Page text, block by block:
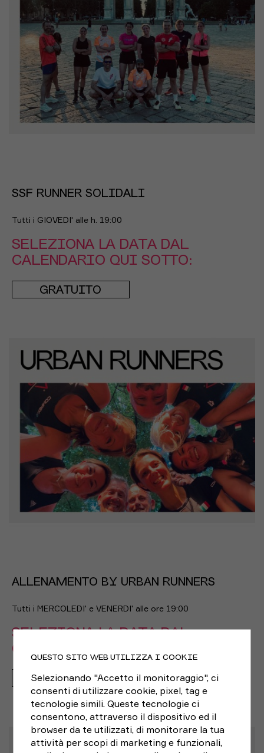
SSF RUNNER SOLIDALI
Tutti i GIOVEDI' alle h. 19:00
SELEZIONA LA DATA DAL
CALENDARIO QUI SOTTO:
GRATUITO
ALLENAMENTO BY URBAN RUNNERS
Tutti i MERCOLEDI' e VENERDI' alle ore 19:00
SELEZIONA LA DATA DAL
CALENDARIO QUI SOTTO:
GRATUITO
QUESTO SITO WEB UTILIZZA I COOKIE
Selezionando "Accetto il monitoraggio", ci
consenti di utilizzare cookie, pixel, tag e
tecnologie simili. Queste tecnologie ci
consentono, attraverso il dispositivo ed il
browser da te utilizzati, di monitorare la tua
attività per scopi di marketing e funzionali,